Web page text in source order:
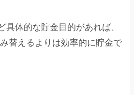
具体的な貯金目的があれば、
替えるよりは効率的に貯金で